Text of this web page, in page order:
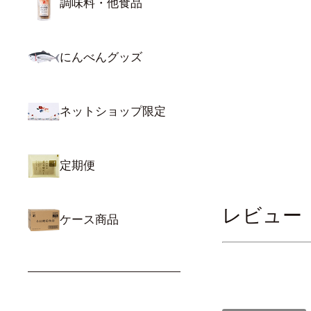
調味料・他食品
にんべんグッズ
ネットショップ限定
定期便
ケース商品 レビュー